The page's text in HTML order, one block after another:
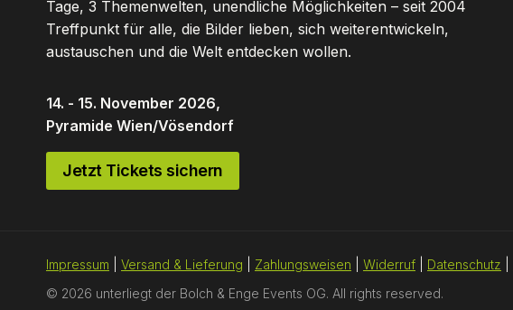
Tage, 3 Themenwelten, unendliche Möglichkeiten – seit 2004
Treffpunkt für alle, die Bilder lieben, sich weiterentwickeln,
austauschen und die Welt entdecken wollen.
14. - 15. November 2026,
Pyramide Wien/Vösendorf
Jetzt Tickets sichern
Impressum Versand & Lieferung Zahlungsweisen Widerruf Datenschutz
© 2026 unterliegt der Bolch & Enge Events OG. All rights reserved.